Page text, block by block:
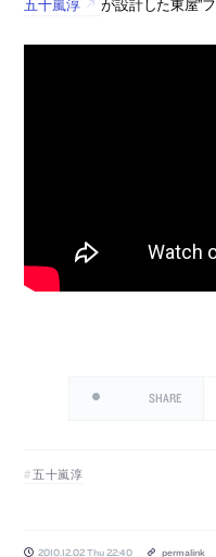
SHARE
五十嵐淳
2010.12.02 Thu 22:40 permalink